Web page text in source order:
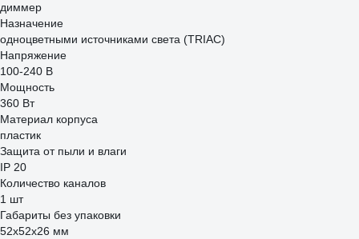
диммер
Назначение
одноцветными источниками света (TRIAC)
Напряжение
100-240 В
Мощность
360 Вт
Материал корпуса
пластик
Защита от пыли и влаги
IP 20
Количество каналов
1 шт
Габариты без упаковки
52x52x26 мм